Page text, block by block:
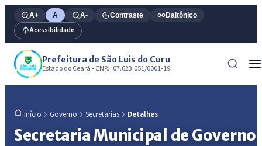
A+ A A- Contraste Daltônico
Acessibilidade
Prefeitura de São Luis do Curu
Estado do Ceará • CNPJ: 07.623.051/0001-19
Início Governo Secretarias Detalhes
Secretaria Municipal de Governo